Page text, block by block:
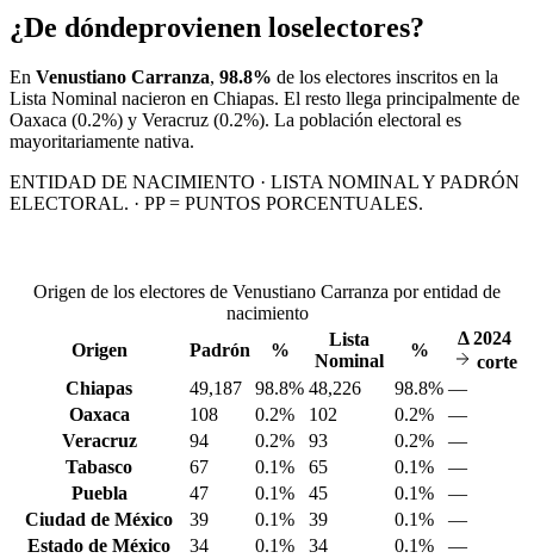
¿De dóndeprovienen loselectores?
En Venustiano Carranza, 98.8% de los electores inscritos en la
Lista Nominal nacieron en Chiapas. El resto llega principalmente de
Oaxaca (0.2%) y Veracruz (0.2%). La población electoral es
mayoritariamente nativa.
ENTIDAD DE NACIMIENTO · LISTA NOMINAL Y PADRÓN
ELECTORAL. · PP = PUNTOS PORCENTUALES.
Origen de los electores de Venustiano Carranza por entidad de
nacimiento
Origen
Padrón %
Lista
Nominal
%
Δ2024
corte
Chiapas
49,187 98.8% 48,226 98.8% —
Oaxaca
108 0.2% 102 0.2%
—
Veracruz
94 0.2% 93 0.2%
—
Tabasco
67 0.1% 65 0.1%
—
Puebla
47 0.1% 45 0.1%
—
Ciudad de México
39 0.1% 39 0.1%
—
Estado de México
34 0.1% 34 0.1%
—